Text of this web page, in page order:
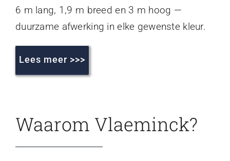
6 m lang, 1,9 m breed en 3 m hoog —
duurzame afwerking in elke gewenste kleur.
Lees meer >>>
Waarom Vlaeminck?